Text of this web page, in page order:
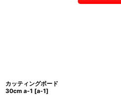
カッティングボード
30cm a-1 [a-1]